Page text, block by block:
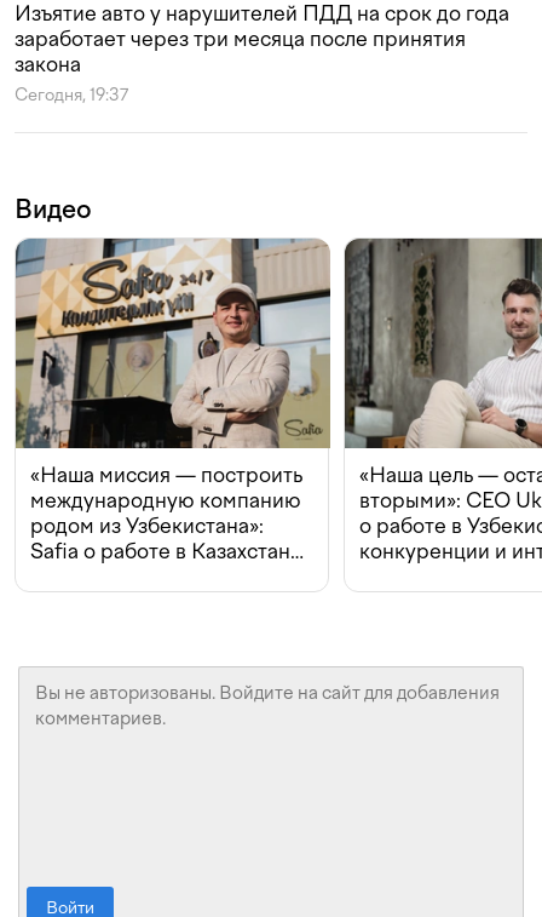
Изъятие авто у нарушителей ПДД на срок до года
заработает через три месяца после принятия
закона
Сегодня, 19:37
Видео
«Наша миссия — построить
международную компанию
родом из Узбекистана»:
Safia о работе в Казахстане,
«Наша цель —
вторыми»: CEO
о работе в
конкуренции и
Войти